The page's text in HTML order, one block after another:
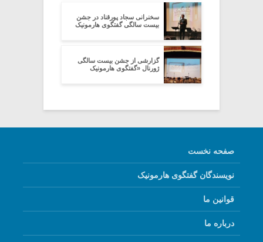
سخنرانی سجاد پورقناد در جشن
بیست سالگی گفتگوی هارمونیک
گزارشی از جشن بیست سالگی
ژورنال «گفتگوی هارمونیک
صفحه نخست
نویسندگان گفتگوی هارمونیک
قوانین ما
درباره ما